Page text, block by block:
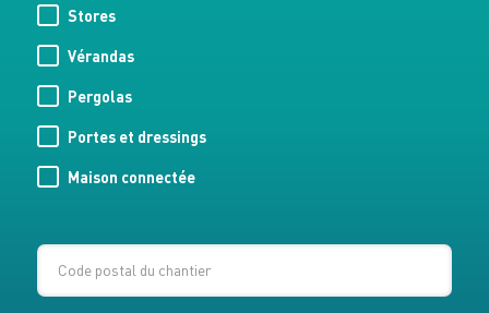
Stores
Vérandas
Pergolas
Portes et dressings
Maison connectée
CODE
POSTAL